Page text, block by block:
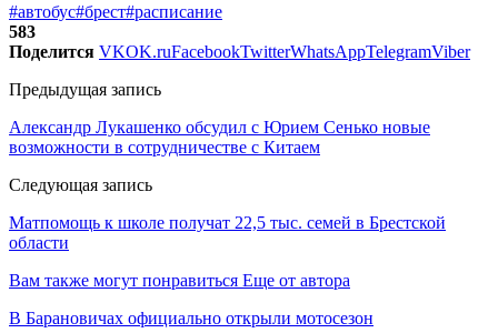
#автобус#брест#расписание
583
Поделится VKOK.ruFacebookTwitterWhatsAppTelegramViber
Предыдущая запись
Александр Лукашенко обсудил с Юрием Сенько новые
возможности в сотрудничестве с Китаем
Следующая запись
Матпомощь к школе получат 22,5 тыс. семей в Брестской
области
Вам также могут понравиться Еще от автора
В Барановичах официально открыли мотосезон